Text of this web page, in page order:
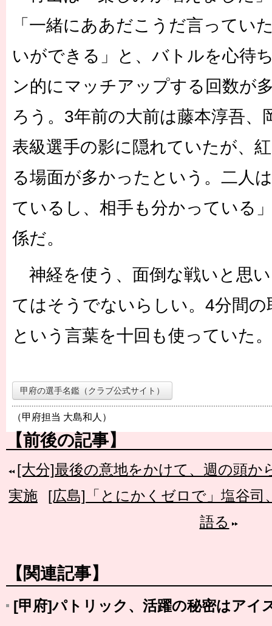
「一緒にああだこうだ言ってい
いができる」と、バトルを心待
ン的にマッチアップする回数が
ろう。3年前の大前は藤本淳吾、
表級選手の影に隠れていたが、
る場面が多かったという。二人
ているし、相手も分かっている
係だ。
神経を使う、面倒な戦いと思
てはそうでないらしい。4分間
という言葉を十回も使っていた。
甲府の選手名鑑（クラブ公式サイト）
（甲府担当 大島和人）
【前後の記事】
[大分]最後の意地をかけて、週の頭か
実施
[広島]「とにかくゼロで」塩谷司
語る
【関連記事】
[甲府]パトリック、活躍の秘密はアイ